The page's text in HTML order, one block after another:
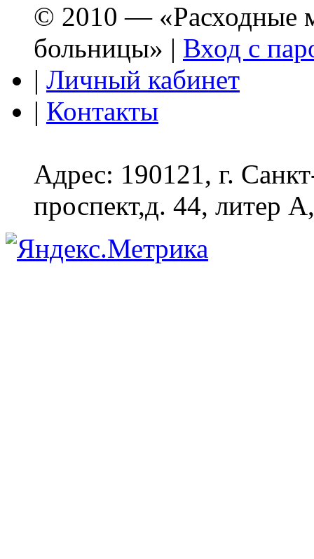
© 2010 — «Расходные
больницы» | Вход с
| Личный кабинет
| Контакты
Адрес: 190121, г.
проспект,д. 44, литер